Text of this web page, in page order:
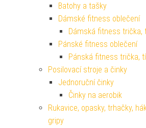
Batohy a tašky
Dámské fitness oblečení
Dámská fitness trička,
Pánské fitness oblečení
Pánská fitness trička,
Posilovací stroje a činky
Jednoruční činky
Činky na aerobik
Rukavice, opasky, trhačky,
gripy